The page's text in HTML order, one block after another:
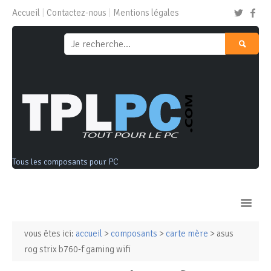
Accueil Contactez-nous Mentions légales
Tous les composants pour PC
Ordinateurs & Tablettes
vous êtes ici: accueil > composants > carte mère > asus
rog strix b760-f gaming wifi